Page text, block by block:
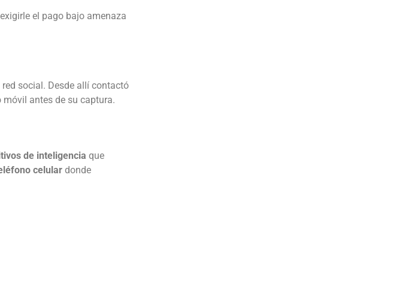
el pago bajo amenaza
social. Desde allí contactó
móvil antes de su captura.
de inteligencia que
celular donde